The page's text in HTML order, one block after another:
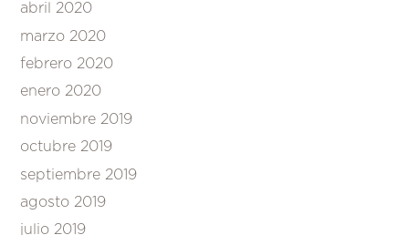
abril 2020
marzo 2020
febrero 2020
enero 2020
noviembre 2019
octubre 2019
septiembre 2019
agosto 2019
julio 2019